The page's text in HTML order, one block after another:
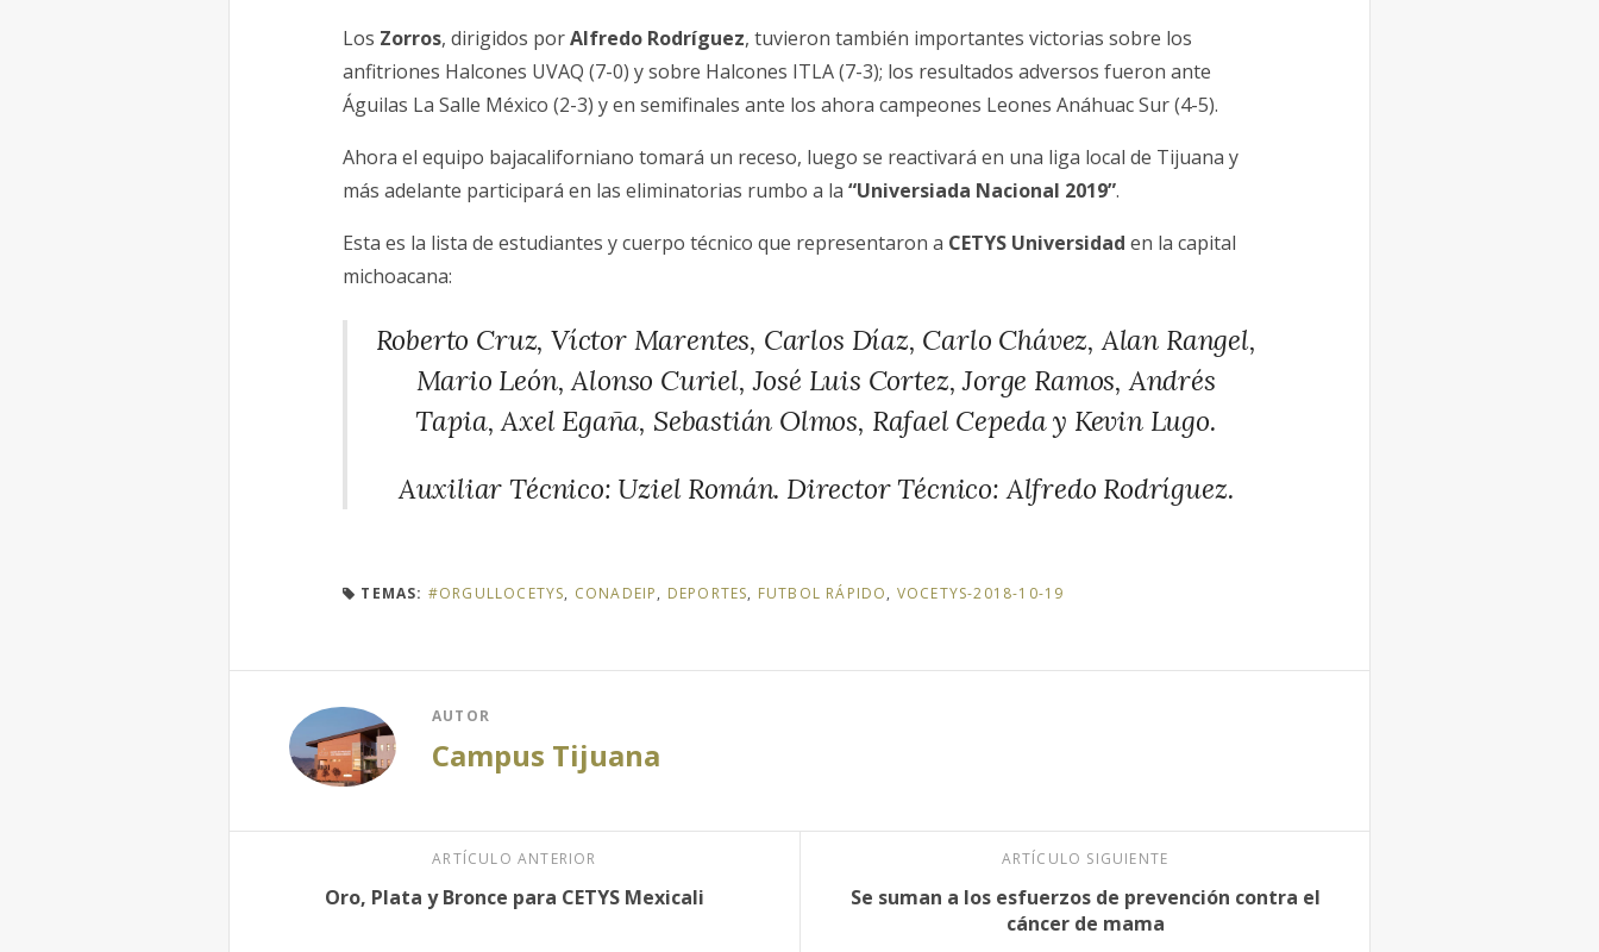
Los Zorros, dirigidos porAlfredo Rodríguez, tuvieron también importantes victorias sobre los
anfitriones Halcones UVAQ (7-0) y sobre Halcones ITLA (7-3); los resultados adversos fueron ante
Águilas La Salle México (2-3) y en semifinales ante los ahora campeones Leones Anáhuac Sur (4-5).
Ahora el equipo bajacaliforniano tomará un receso, luego se reactivará en una liga local de Tijuana y
más adelante participará en las eliminatorias rumbo a la “Universiada Nacional 2019”.
Esta es la lista de estudiantes y cuerpo técnico que representaron a CETYS Universidad en la capital
michoacana:
Roberto Cruz, Víctor Marentes, Carlos Díaz, Carlo Chávez, Alan Rangel,
Mario León, Alonso Curiel, José Luis Cortez, Jorge Ramos, Andrés
Tapia, Axel Egaña, Sebastián Olmos, Rafael Cepeda y Kevin Lugo.
Auxiliar Técnico: Uziel Román. Director Técnico: Alfredo Rodríguez.
TEMAS: #ORGULLOCETYS, CONADEIP, DEPORTES, FUTBOL RÁPIDO, VOCETYS-2018-10-19
AUTOR
Campus Tijuana
ARTÍCULO ANTERIOR
Oro, Plata y Bronce para CETYS Mexicali
ARTÍCULO SIGUIENTE
Se suman a los esfuerzos de prevención contra el
cáncer de mama